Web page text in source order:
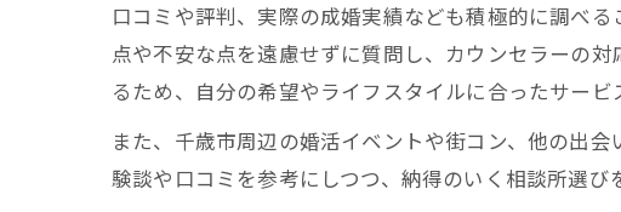
千歳市
千
面
結
口コミや評判、実際の成婚実績なども積極的に調べ
点や不安な点を遠慮せずに質問し、カウンセラーの
るため、自分の希望やライフスタイルに合ったサービ
また、千歳市周辺の婚活イベントや街コン、他の出
験談や口コミを参考にしつつ、納得のいく相談所選び